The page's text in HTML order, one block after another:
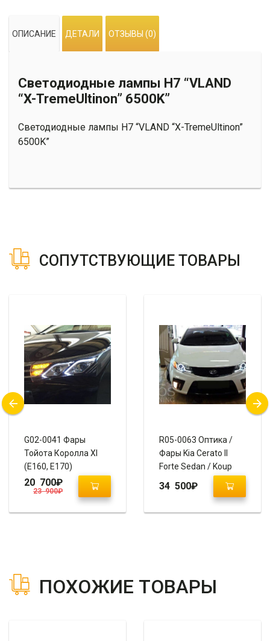
ОПИСАНИЕ ДЕТАЛИ ОТЗЫВЫ (0)
Светодиодные лампы H7 “VLAND
“X-TremeUltinon” 6500K”
Светодиодные лампы H7 “VLAND “X-TremeUltinon”
6500K”
СОПУТСТВУЮЩИЕ ТОВАРЫ
G02-0041 Фары
Тойота Королла XI
(E160, E170)
“Mercedes-Benz”
23 900₽
20 700₽
R05-0063 Оптика /
Фары Kia Cerato II
Forte Sedan / Koup
«Eagle Eyes V2 Black»
34 500₽
ПОХОЖИЕ ТОВАРЫ